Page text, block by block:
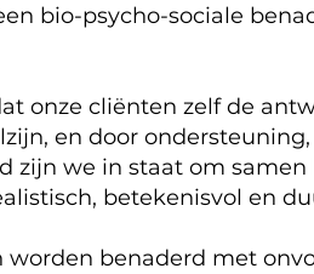
bio-psycho-sociale
onze cliënten zelf de
en door
zijn we in staat om
betekenisvol en
worden benaderd met